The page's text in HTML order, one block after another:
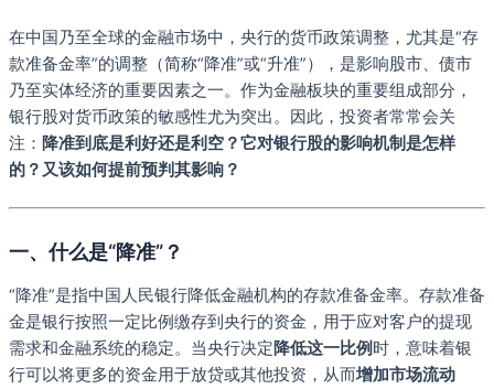
在中国乃至全球的金融市场中，央行的货币政策调整，尤其是“存
款准备金率”的调整（简称“降准”或“升准”），是影响股市、债市
乃至实体经济的重要因素之一。作为金融板块的重要组成部分，
银行股对货币政策的敏感性尤为突出。因此，投资者常常会关
注： 降准到底是利好还是利空？它对银行股的影响机制是怎样
的？又该如何提前预判其影响？
一、什么是“降准”？
“降准”是指中国人民银行降低金融机构的存款准备金率。存款准备
金是银行按照一定比例缴存到央行的资金，用于应对客户的提现
需求和金融系统的稳定。当央行决定降低这一比例 时，意味着银
行可以将更多的资金用于放贷或其他投资，从而增加市场流动